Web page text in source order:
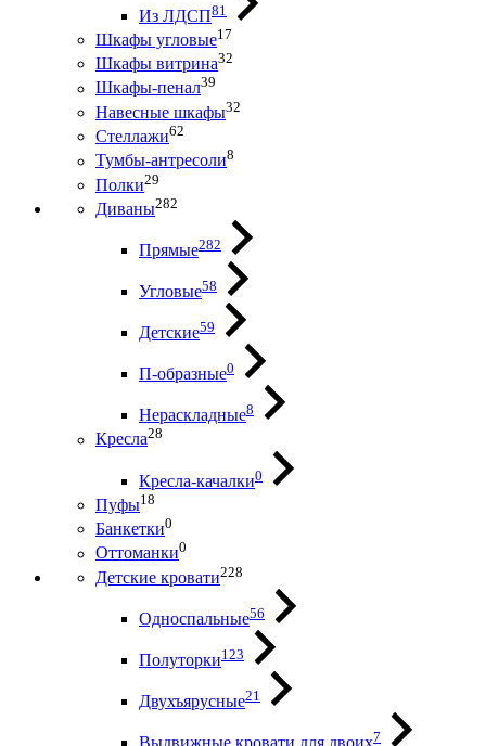
Из ЛДСП81
Шкафы угловые17
Шкафы витрина32
Шкафы-пенал39
Навесные шкафы32
Стеллажи62
Тумбы-антресоли8
Полки29
Диваны282
Прямые282
Угловые58
Детские59
П-образные0
Нераскладные8
Кресла28
Кресла-качалки0
Пуфы18
Банкетки0
Оттоманки0
Детские кровати228
Односпальные56
Полуторки123
Двухъярусные21
Выдвижные кровати для двоих7